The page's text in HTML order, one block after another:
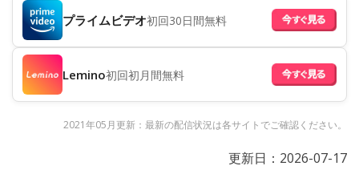
プライムビデオ初回30日間無料
Lemino初回初月間無料
2021年05月更新：最新の配信状況は各サイトでご確認ください。
更新日： 2026-07-17